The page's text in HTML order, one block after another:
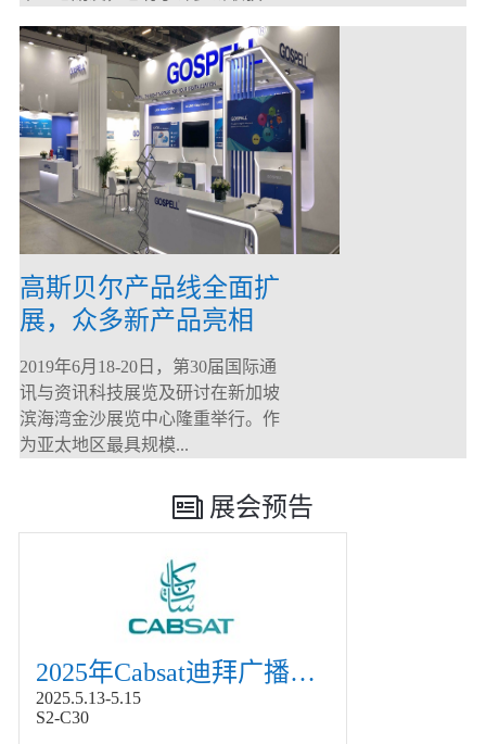
高斯贝尔产品线全面扩
展，众多新产品亮相
CommunicAsia 2019
2019年6月18-20日，第30届国际通
讯与资讯科技展览及研讨在新加坡
滨海湾金沙展览中心隆重举行。作
为亚太地区最具规模...
展会预告
2025年Cabsat迪拜广播电视展
2025.5.13-5.15
S2-C30